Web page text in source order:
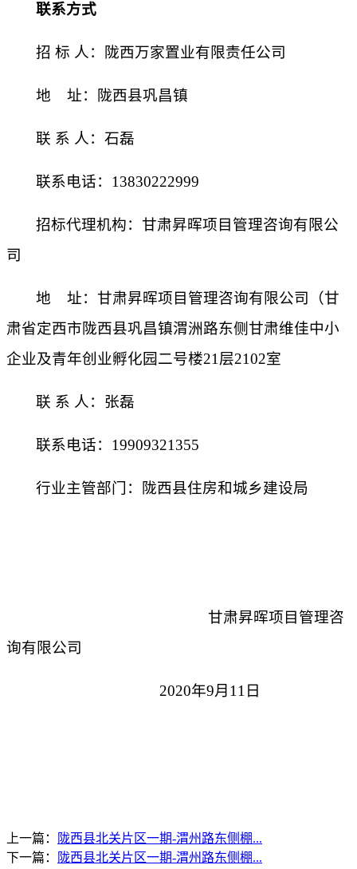
联系方式
招 标 人：陇西万家置业有限责任公司
地 址： 陇西县巩昌镇
联 系 人：石磊
联系电话： 13830222999
招标代理机构：甘肃昇晖项目管理咨询有限公
司
地 址：甘肃昇晖项目管理咨询有限公司（甘
肃省定西市陇西县巩昌镇渭洲路东侧甘肃维佳中小
企业及青年创业孵化园二号楼21层2102室
联 系 人： 张磊
联系电话： 19909321355
行业主管部门： 陇西县住房和城乡建设局
甘肃昇晖项目管理咨
询有限公司
2020年9月11日
上一篇：
陇西县北关片区一期-渭州路东侧棚...
下一篇：
陇西县北关片区一期-渭州路东侧棚...